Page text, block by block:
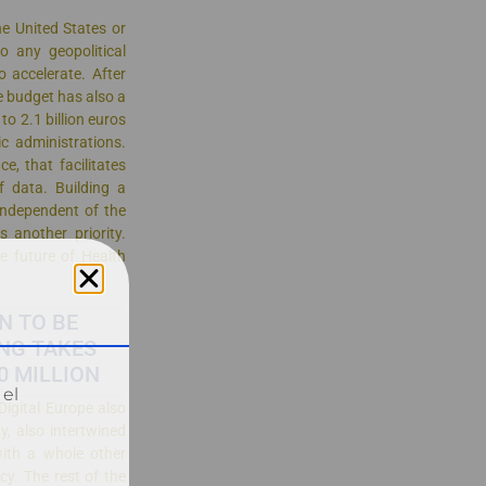
United States or
any geopolitical
accelerate. After
budget has also a
2.1 billion euros
administrations.
that facilitates
data. Building a
of the
another priority.
future of Health
TO BE
TAKES
MILLION
Europe also
The rest of the